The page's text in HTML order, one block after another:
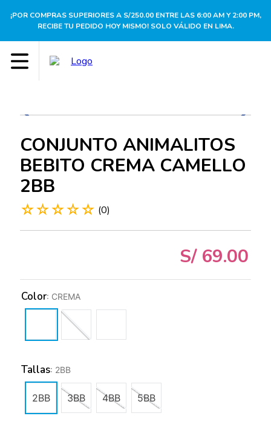
¡POR COMPRAS SUPERIORES A S/250.00 ENTRE LAS 6:00 AM Y 2:00 PM,
RECIBE TU PEDIDO HOY MISMO! SOLO VÁLIDO EN LIMA.
CONJUNTO ANIMALITOS
BEBITO CREMA CAMELLO
2BB
☆☆☆☆☆ (0)
S/ 69.00
Tallas: 2BB
2BB 3BB 4BB 5BB
Color: CREMA